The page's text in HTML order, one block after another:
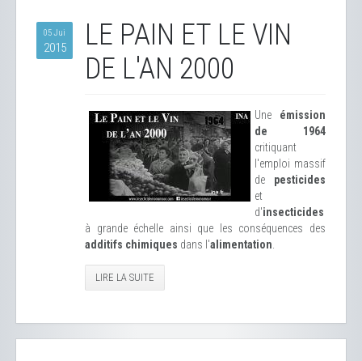
05 Jui
2015
LE PAIN ET LE VIN
DE L'AN 2000
Une émission
de 1964
critiquant
l'emploi massif
de pesticides
et
d'insecticides
à grande échelle ainsi que les conséquences des
additifs chimiques dans l'alimentation
LIRE LA SUITE